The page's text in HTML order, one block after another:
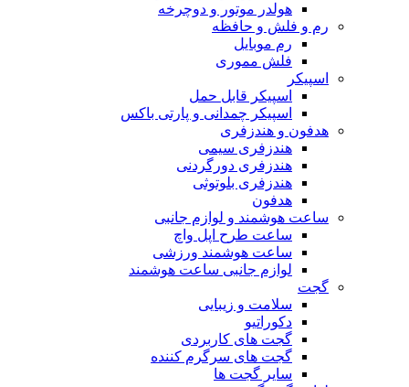
هولدر موتور و دوچرخه
رم و فلش و حافظه
رم موبایل
فلش مموری
اسپیکر
اسپیکر قابل حمل
اسپیکر چمدانی و پارتی باکس
هدفون و هندزفری
هندزفری سیمی
هندزفری دورگردنی
هندزفری بلوتوثی
هدفون
ساعت هوشمند و لوازم جانبی
ساعت طرح اپل واچ
ساعت هوشمند ورزشی
لوازم جانبی ساعت هوشمند
گجت
سلامت و زیبایی
دکوراتیو
گجت های کاربردی
گجت های سرگرم کننده
سایر گجت ها